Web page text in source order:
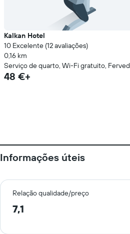
Kalkan Hotel
10 Excelente (12 avaliações)
0,16 km
Serviço de quarto, Wi-Fi gratuito,
48 €+
Informações úteis
Relação qualidade/preço
7,1